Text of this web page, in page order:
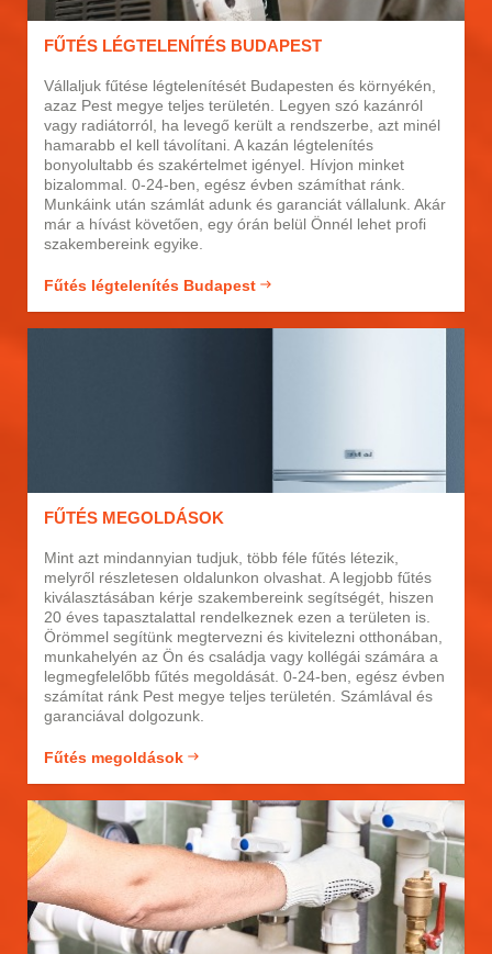
FŰTÉS LÉGTELENÍTÉS BUDAPEST
Vállaljuk fűtése légtelenítését Budapesten és környékén,
azaz Pest megye teljes területén. Legyen szó kazánról
vagy radiátorról, ha levegő került a rendszerbe, azt minél
hamarabb el kell távolítani. A kazán légtelenítés
bonyolultabb és szakértelmet igényel. Hívjon minket
bizalommal. 0-24-ben, egész évben számíthat ránk.
Munkáink után számlát adunk és garanciát vállalunk. Akár
már a hívást követően, egy órán belül Önnél lehet profi
szakembereink egyike.
Fűtés légtelenítés Budapest
FŰTÉS MEGOLDÁSOK
Mint azt mindannyian tudjuk, több féle fűtés létezik,
melyről részletesen oldalunkon olvashat. A legjobb fűtés
kiválasztásában kérje szakembereink segítségét, hiszen
20 éves tapasztalattal rendelkeznek ezen a területen is.
Örömmel segítünk megtervezni és kivitelezni otthonában,
munkahelyén az Ön és családja vagy kollégái számára a
legmegfelelőbb fűtés megoldását. 0-24-ben, egész évben
számítat ránk Pest megye teljes területén. Számlával és
garanciával dolgozunk.
Fűtés megoldások